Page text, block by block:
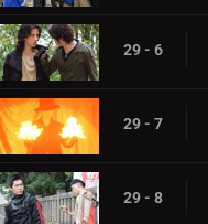
29 - 6
29 - 7
29 - 8